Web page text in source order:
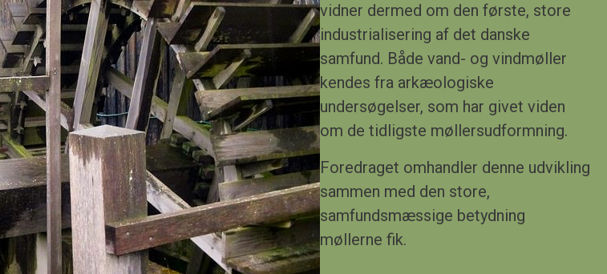
vidner dermed om den første, store
industrialisering af det danske
samfund. Både vand- og vindmøller
kendes fra arkæologiske
undersøgelser, som har givet viden
om de tidligste møllersudformning.
Foredraget omhandler denne udvikling
sammen med den store,
samfundsmæssige betydning
møllerne fik.